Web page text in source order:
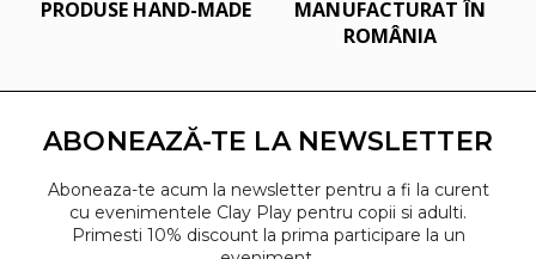
PRODUSE HAND-MADE
MANUFACTURAT ÎN
ROMÂNIA
ABONEAZĂ-TE LA NEWSLETTER
Aboneaza-te acum la newsletter pentru a fi la curent
cu evenimentele Clay Play pentru copii si adulti.
Primesti 10% discount la prima participare la un